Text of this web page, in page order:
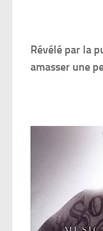
Révélé par la
amasser une